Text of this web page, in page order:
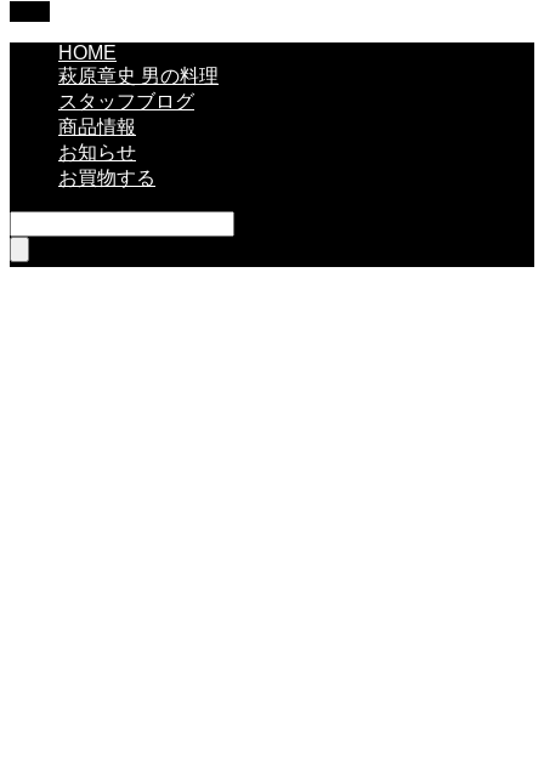
HOME
萩原章史 男の料理
スタッフブログ
商品情報
お知らせ
お買物する